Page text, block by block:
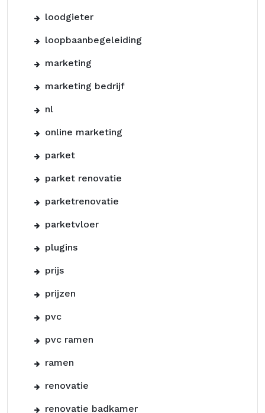
loodgieter
loopbaanbegeleiding
marketing
marketing bedrijf
nl
online marketing
parket
parket renovatie
parketrenovatie
parketvloer
plugins
prijs
prijzen
pvc
pvc ramen
ramen
renovatie
renovatie badkamer